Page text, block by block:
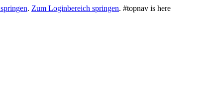
. Zum Loginbereich springen. #topnav is here